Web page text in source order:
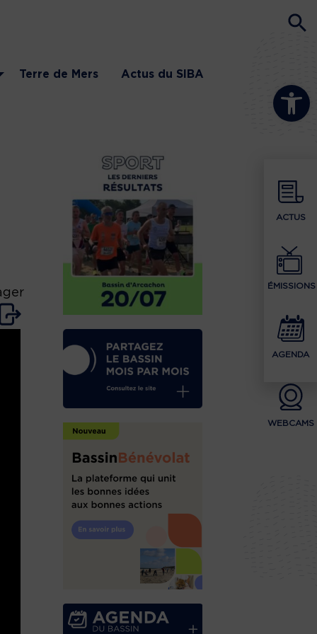
Ouvrir la
ACTUS
ÉMISSIONS
AGENDA
WEBCAMS
Terre de Mers Actus du SIBA